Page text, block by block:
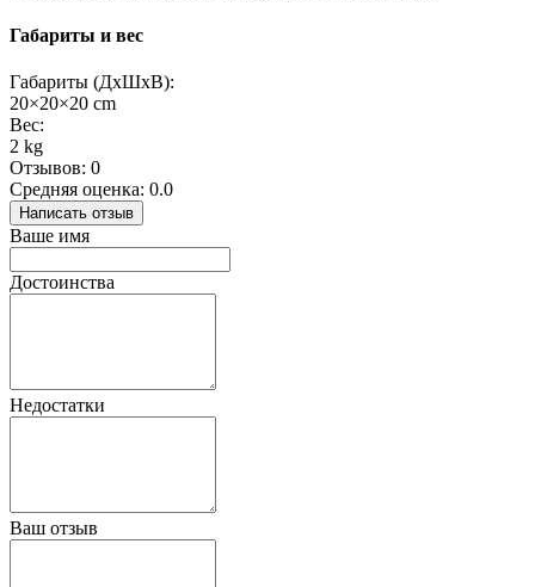
Габариты и вес
Габариты (ДхШхВ):
20×20×20 cm
Вес:
2 kg
Отзывов: 0
Средняя оценка: 0.0
Написать отзыв
Ваше имя
Достоинства
Недостатки
Ваш отзыв